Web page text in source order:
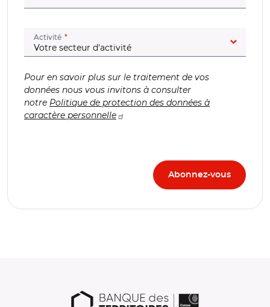
Activité (champ obligatoire)
Pour en savoir plus sur le traitement de vos
données nous vous invitons à consulter
notre Politique de protection des données à
caractère personnelle